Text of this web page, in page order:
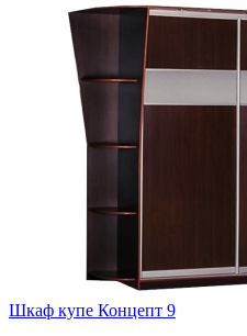
Шкаф купе Концепт 9